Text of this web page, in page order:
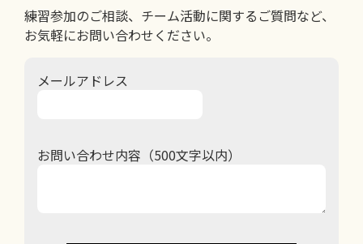
練習参加のご相談、チーム活動に関するご質問など、
お気軽にお問い合わせください。
メールアドレス
お問い合わせ内容（500文字以内）